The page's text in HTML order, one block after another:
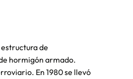
de
hormigón armado.
En 1980 se llevó